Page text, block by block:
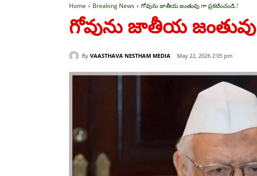
Home Breaking News గోవును జాతీయ జంతువు గా ప్రకటించండి.!
గోవును జాతీయ జంతువు
By VAASTHAVA NESTHAM MEDIA May 22, 2026 2:05 pm